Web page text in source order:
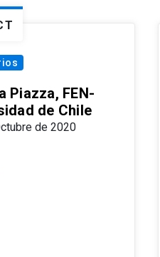
Piazza, FEN-
de Chile
de 2020